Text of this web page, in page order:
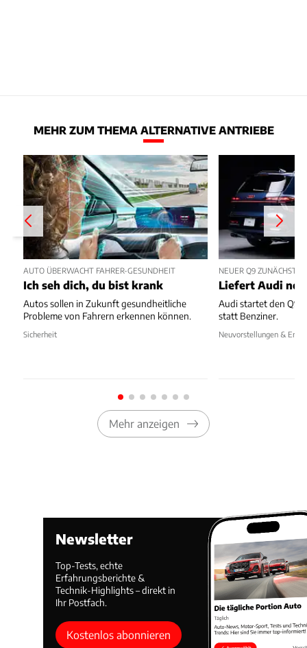
MEHR ZUM THEMA ALTERNATIVE ANTRIEBE
AUTO ÜBERWACHT FAHRER-GESUNDHEIT
Ich seh dich, du bist krank
Autos sollen in Zukunft gesundheitliche
Probleme von Fahrern erkennen können.
Sicherheit
NEUER Q9 ZUNÄCHST
Liefert Audi
Audi startet den Q9
statt Benziner.
Neuvorstellungen &
Mehr anzeigen
Newsletter
Top-Tests, echte
Erfahrungsberichte &
Technik-Highlights – direkt in
Ihr Postfach.
Kostenlos abonnieren